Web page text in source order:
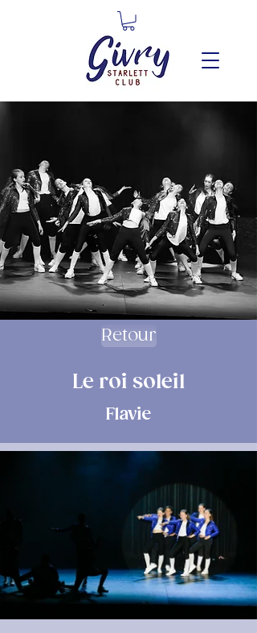
Retour
Le roi soleil
Flavie